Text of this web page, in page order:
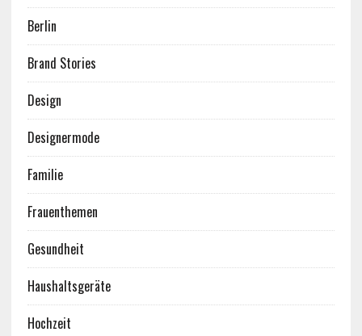
Berlin
Brand Stories
Design
Designermode
Familie
Frauenthemen
Gesundheit
Haushaltsgeräte
Hochzeit